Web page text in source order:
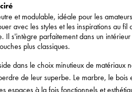
et modulable, idéale pour les
avec les styles et les inspirations au fil
Il s'intègre parfaitement dans un intérieur
plus classiques.
dans le choix minutieux de matériaux
de leur superbe. Le marbre, le bois
espaces à la fois fonctionnels et